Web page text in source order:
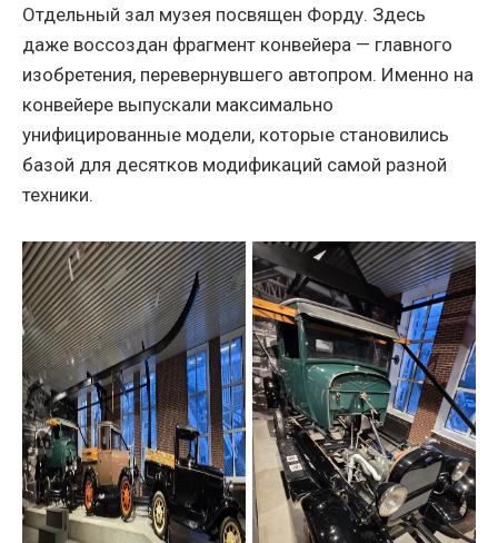
Отдельный зал музея посвящен Форду. Здесь
даже воссоздан фрагмент конвейера — главного
изобретения, перевернувшего автопром. Именно на
конвейере выпускали максимально
унифицированные модели, которые становились
базой для десятков модификаций самой разной
техники.